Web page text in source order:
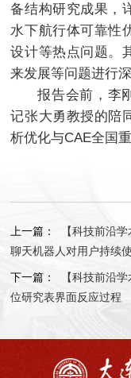
备结构研究成果，
水下航行体可靠性
设计等热点问题。
来发展等问题进行深
报告会前，李
记张大勇教授的陪
析优化与CAE全国
上一篇：
【科技前沿
聊天机器人对用户持续
下一篇：
【科技前沿
位研究表界面反应过程